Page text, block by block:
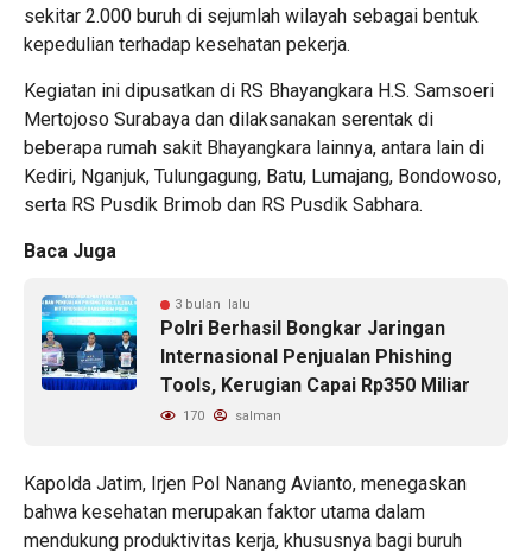
sekitar 2.000 buruh di sejumlah wilayah sebagai bentuk
kepedulian terhadap kesehatan pekerja.
Kegiatan ini dipusatkan di RS Bhayangkara H.S. Samsoeri
Mertojoso Surabaya dan dilaksanakan serentak di
beberapa rumah sakit Bhayangkara lainnya, antara lain di
Kediri, Nganjuk, Tulungagung, Batu, Lumajang, Bondowoso,
serta RS Pusdik Brimob dan RS Pusdik Sabhara.
Baca Juga
3 bulan lalu
Polri Berhasil Bongkar Jaringan
Internasional Penjualan Phishing
Tools, Kerugian Capai Rp350 Miliar
170 salman
Kapolda Jatim, Irjen Pol Nanang Avianto, menegaskan
bahwa kesehatan merupakan faktor utama dalam
mendukung produktivitas kerja, khususnya bagi buruh